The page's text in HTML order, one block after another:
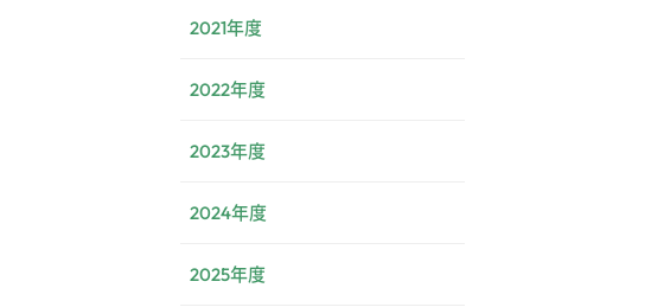
2021年度
2022年度
2023年度
2024年度
2025年度